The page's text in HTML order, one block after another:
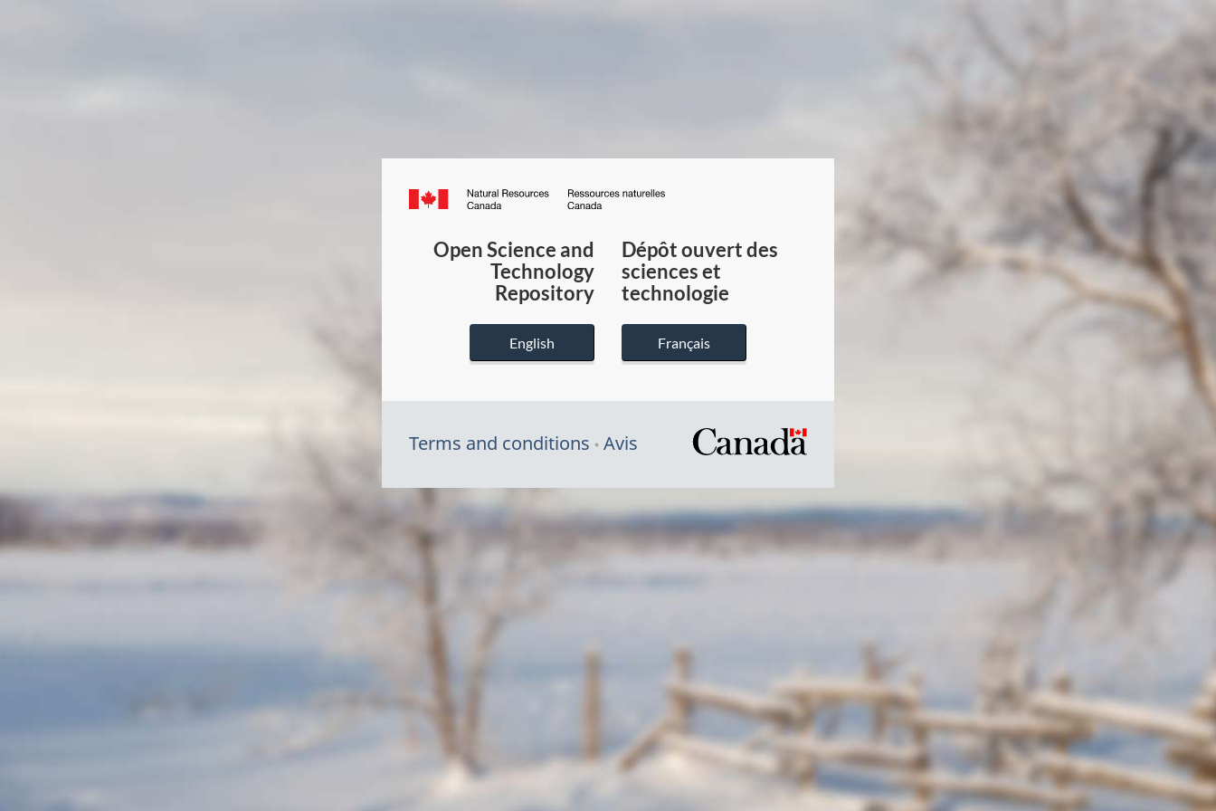
Canada.ca
du
Canada
Open Science and
Technology
Repository
English
Dépôt ouvert des
sciences et
technologie
Français
Terms and conditions Avis
/
du
gouvernement
du